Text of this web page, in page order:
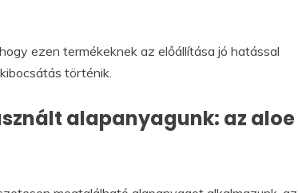
ezen termékeknek az előállítása jó hatással
történik.
alapanyagunk: az aloe